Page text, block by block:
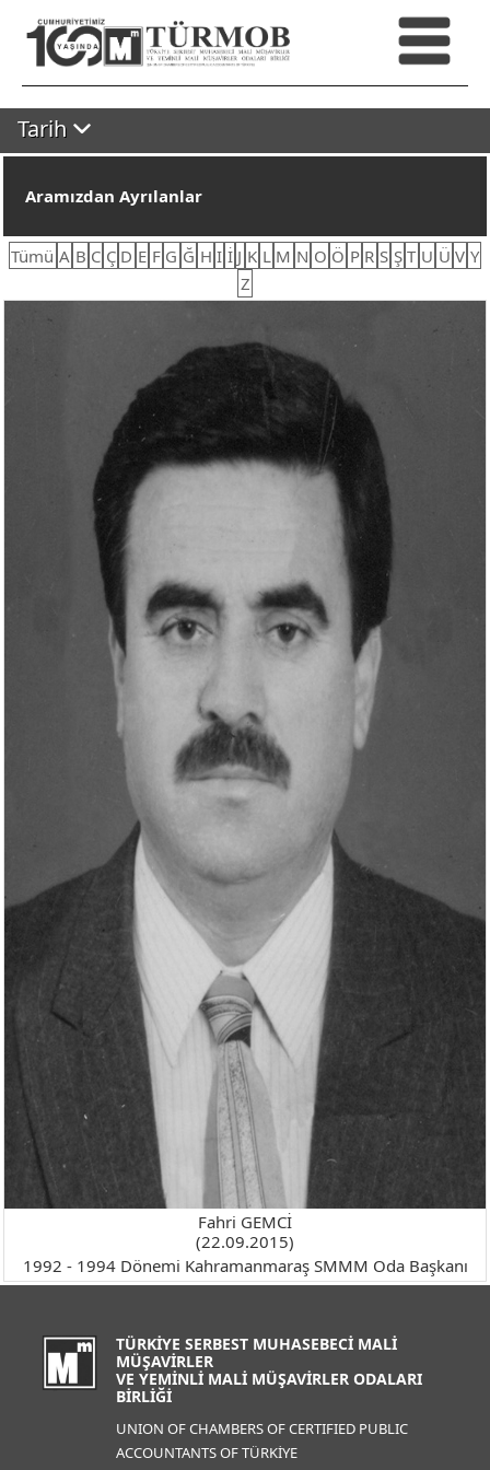
Tarih
Aramızdan Ayrılanlar
Tümü A B C Ç D E F G Ğ H I İ J K L M N O Ö P R S Ş T U Ü V Y
Z
Fahri GEMCİ
(22.09.2015)
1992 - 1994 Dönemi Kahramanmaraş SMMM Oda Başkanı
TÜRKİYE SERBEST MUHASEBECİ MALİ
MÜŞAVİRLER
VE YEMİNLİ MALİ MÜŞAVİRLER ODALARI
BİRLİĞİ
UNION OF CHAMBERS OF CERTIFIED PUBLIC
ACCOUNTANTS OF TÜRKİYE